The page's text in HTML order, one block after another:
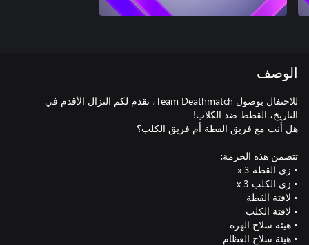
الوصف
للاحتفال بوصول Team Deathmatch، نقدم لكم النزال الأقدم في